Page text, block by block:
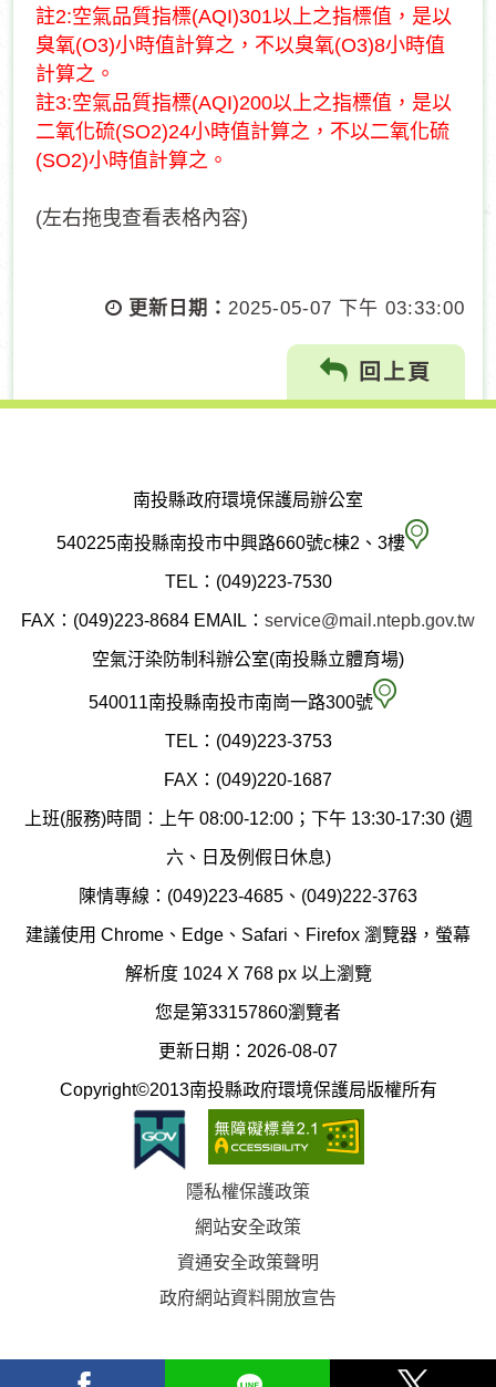
註2:空氣品質指標(AQI)301以上之指標值，是以
臭氧(O3)小時值計算之，不以臭氧(O3)8小時值
計算之。
註3:空氣品質指標(AQI)200以上之指標值，是以
二氧化硫(SO2)24小時值計算之，不以二氧化硫
(SO2)小時值計算之。
(左右拖曳查看表格內容)
更新日期： 2025-05-07 下午 03:33:00
回上頁
南投縣政府環境保護局辦公室
540225南投縣南投市中興路660號c棟2、3樓 南
縣
保
局
圖
TEL：(049)223-7530
FAX：(049)223-8684 EMAIL： service@mail.ntepb.gov.tw
空氣汙染防制科辦公室(南投縣立體育場)
540011南投縣南投市南崗一路300號 空
染
制
科
(南
TEL：(049)223-3753
FAX：(049)220-1687
上班(服務)時間：上午 08:00-12:00；下午 13:30-17:30 (週
六、日及例假日休息)
陳情專線：(049)223-4685、(049)222-3763
建議使用 Chrome、Edge、Safari、Firefox 瀏覽器，螢幕
解析度 1024 X 768 px 以上瀏覽
您是第33157860瀏覽者
更新日期：2026-08-07
Copyright©2013南投縣政府環境保護局版權所有
隱私權保護政策
網站安全政策
資通安全政策聲明
政府網站資料開放宣告
facebook